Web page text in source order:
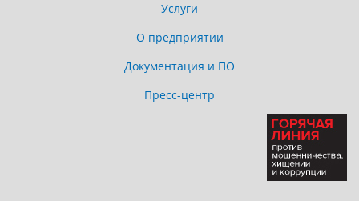
Услуги
О предприятии
Документация и ПО
Пресс-центр